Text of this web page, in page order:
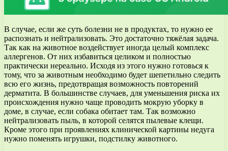
В случае, если же суть болезни не в продуктах, то нужно ее
распознать и нейтрализовать. Это достаточно тяжёлая задача.
Так как на животное воздействует иногда целый комплекс
аллергенов. От них избавиться целиком и полностью
практически нереально. Исходя из этого нужно готовься к
тому, что за животным необходимо будет шепетильно следить
всю его жизнь, предотвращая возможность повторений
дерматита. В большинстве случаев, для уменьшения риска их
происхождения нужно чаще проводить мокрую уборку в
доме, в случае, если собака обитает там. Так возможно
нейтрализовать пыль, в которой селятся пылевые клещи.
Кроме этого при проявлениях клинической картины недуга
нужно поменять игрушки, подстилку животного.